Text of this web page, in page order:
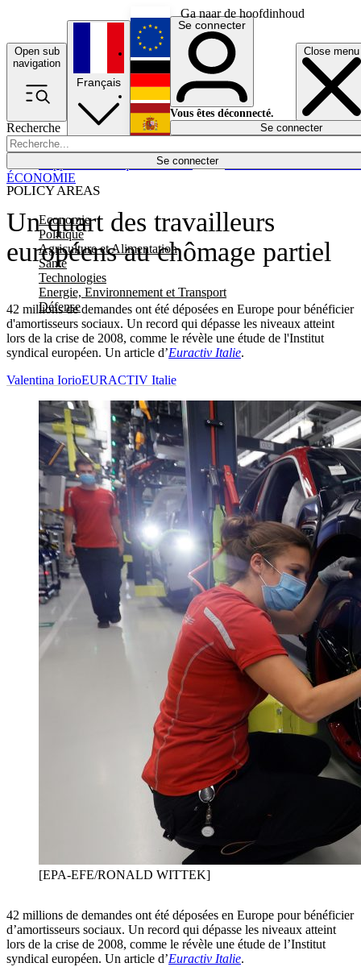
Ga naar de hoofdinhoud
Open sub
navigation
Close menu
Recherche
Se connecter
POLICY AREAS
Economie
Politique
Agriculture et Alimentation
Santé
Technologies
Energie, Environnement et Transport
Défense
Économie
Français
English
Deutsch
Español
Se connecter
Vous êtes déconnecté.
Se connecter
Un quart des travailleurs
européens au chômage partiel
42 millions de demandes ont été déposées en Europe pour bénéficier
d'amortisseurs sociaux. Un record qui dépasse les niveaux atteint
lors de la crise de 2008, comme le révèle une étude de l'Institut
syndical européen. Un article d’Euractiv Italie.
ÉCONOMIE
Valentina IorioEURACTIV Italie
[EPA-EFE/RONALD WITTEK]
42 millions de demandes ont été déposées en Europe pour bénéficier
d’amortisseurs sociaux. Un record qui dépasse les niveaux atteint
lors de la crise de 2008, comme le révèle une étude de l’Institut
syndical européen. Un article d’Euractiv Italie.